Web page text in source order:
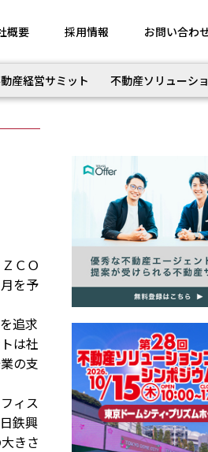
概要 採用情報 お問い合わ
産経営サミット 不動産ソリューシ
ＣＯ
を予
追求
は社
の支
ィス
鉄興
きさ